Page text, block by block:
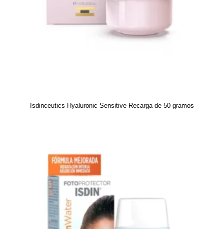
Isdinceutics Hyaluronic Sensitive Recarga de 50 gramos